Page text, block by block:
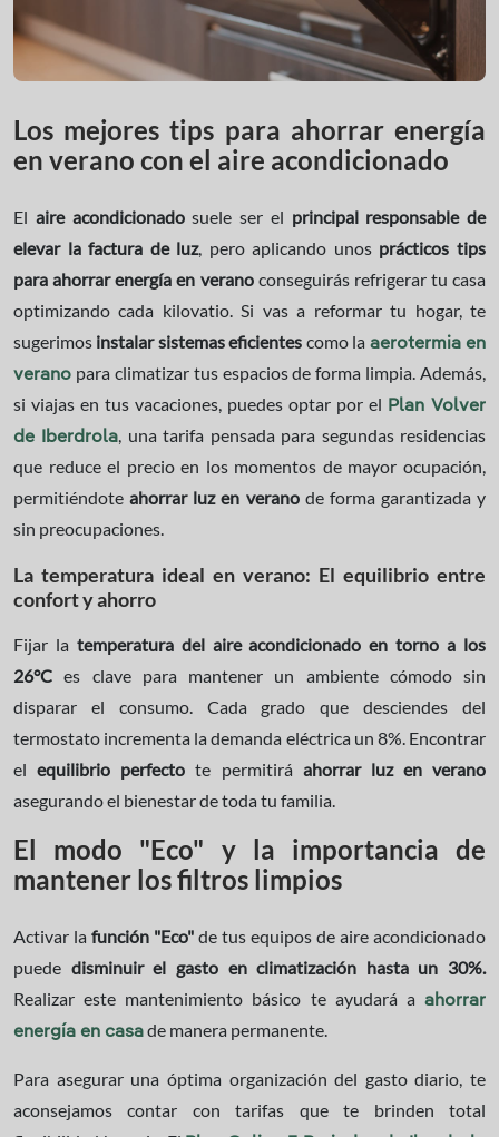
Los mejores tips para ahorrar energía
en verano con el aire acondicionado
El aire acondicionadosuele ser el principal responsable de
elevar la factura de luz, pero aplicando unos prácticos tips
para ahorrar energía en veranoconseguirás refrigerar tu casa
optimizando cada kilovatio. Si vas a reformar tu hogar, te
sugerimos instalar sistemas eficientes como la aerotermia en
verano para climatizar tus espacios de forma limpia. Además,
si viajas en tus vacaciones, puedes optar por el Plan Volver
de Iberdrola, una tarifa pensada para segundas residencias
que reduce el precio en los momentos de mayor ocupación,
permitiéndoteahorrar luz en veranode forma garantizada y
sin preocupaciones.
La temperatura ideal en verano: El equilibrio entre
confort y ahorro
Fijar la temperatura del aire acondicionado en torno a los
26°Ces clave para mantener un ambiente cómodo sin
disparar el consumo. Cada grado que desciendes del
termostato incrementa la demanda eléctrica un 8%. Encontrar
elequilibrio perfectote permitirá ahorrar luz en verano
asegurando el bienestar de toda tu familia.
El modo "Eco" y la importancia de
mantener los filtros limpios
Activar la función "Eco" de tus equipos de aire acondicionado
puede disminuir el gasto en climatización hasta un 30%.
Realizar este mantenimiento básico te ayudará a ahorrar
energía en casade manera permanente.
Para asegurar una óptima organización del gasto diario, te
aconsejamos contar con tarifas que te brinden total